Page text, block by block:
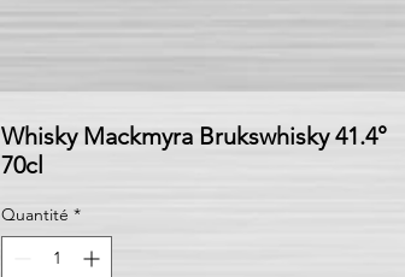
Whisky Mackmyra Brukswhisky 41.4°
70cl
Quantité *